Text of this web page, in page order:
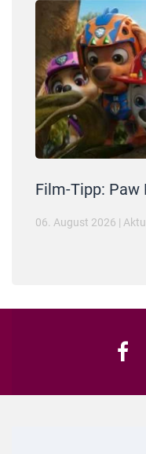
Film-Tipp: Paw
06. August 2026 |